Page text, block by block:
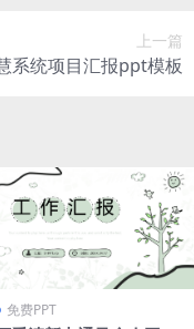
上一篇
系统项目汇报ppt模板
免费PPT